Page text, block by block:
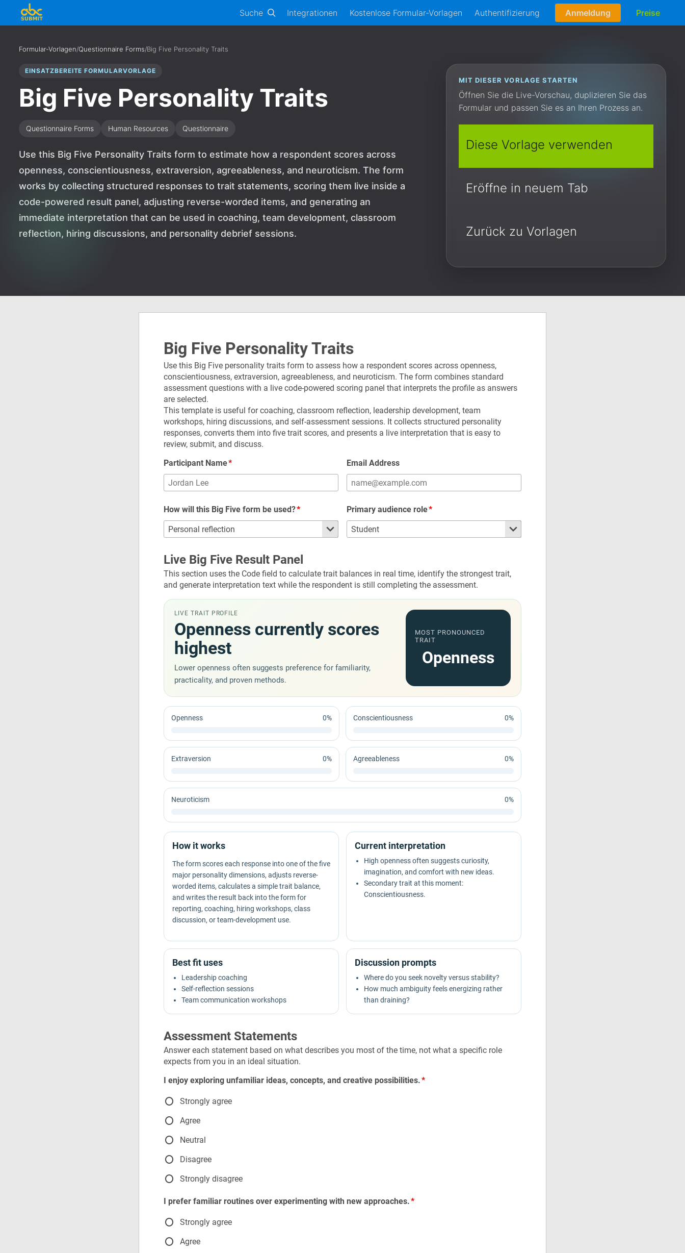
Suche Integrationen Kostenlose Formular-Vorlagen Authentifizierung Anmeldung Preise
Formular-Vorlagen/Questionnaire Forms/Big Five Personality Traits
EINSATZBEREITE FORMULARVORLAGE
Big Five Personality Traits
Questionnaire Forms Human Resources Questionnaire
Use this Big Five Personality Traits form to estimate how a respondent scores across
openness, conscientiousness, extraversion, agreeableness, and neuroticism. The form
works by collecting structured responses to trait statements, scoring them live inside a
code-powered result panel, adjusting reverse-worded items, and generating an
immediate interpretation that can be used in coaching, team development, classroom
reflection, hiring discussions, and personality debrief sessions.
MIT DIESER VORLAGE STARTEN
Öffnen Sie die Live-Vorschau, duplizieren Sie das
Formular und passen Sie es an Ihren Prozess an.
Diese Vorlage verwenden
Eröffne in neuem Tab
Zurück zu Vorlagen